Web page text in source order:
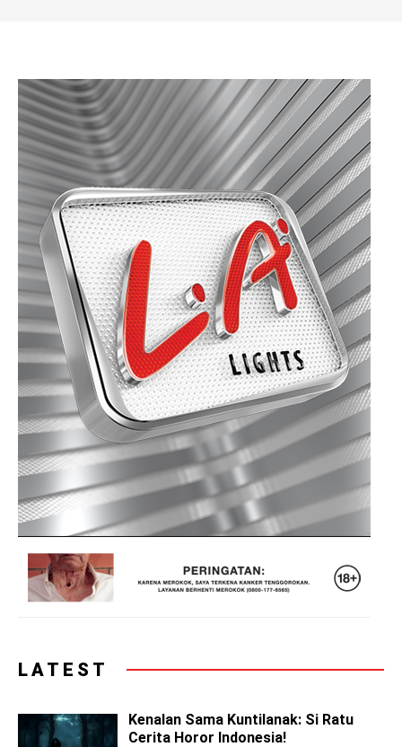
LATEST
Kenalan Sama Kuntilanak: Si Ratu
Cerita Horor Indonesia!